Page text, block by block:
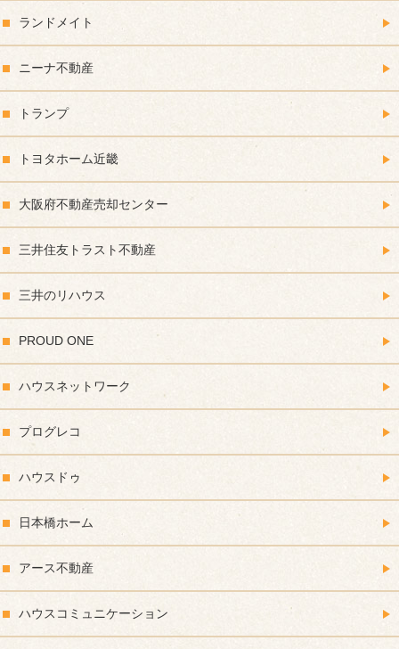
ランドメイト
ニーナ不動産
トランプ
トヨタホーム近畿
大阪府不動産売却センター
三井住友トラスト不動産
三井のリハウス
PROUD ONE
ハウスネットワーク
プログレコ
ハウスドゥ
日本橋ホーム
アース不動産
ハウスコミュニケーション